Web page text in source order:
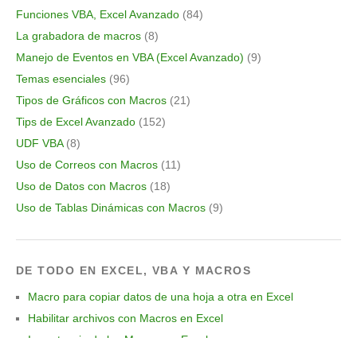
Funciones VBA, Excel Avanzado (84)
La grabadora de macros (8)
Manejo de Eventos en VBA (Excel Avanzado) (9)
Temas esenciales (96)
Tipos de Gráficos con Macros (21)
Tips de Excel Avanzado (152)
UDF VBA(8)
Uso de Correos con Macros (11)
Uso de Datos con Macros (18)
Uso de Tablas Dinámicas con Macros (9)
DE TODO EN EXCEL, VBA Y MACROS
Macro para copiar datos de una hoja a otra en Excel
Habilitar archivos con Macros en Excel